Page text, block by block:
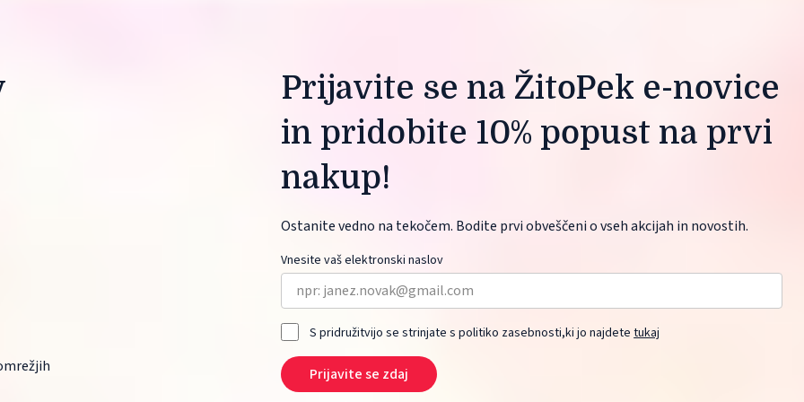
Prijavite se na ŽitoPek e-novice
in pridobite 10% popust na prvi
nakup!
Ostanite vedno na tekočem. Bodite prvi obveščeni o vseh akcijah in novostih.
Vnesite vaš elektronski naslov
S pridružitvijo se strinjate s politiko zasebnosti,ki jo najdetetukaj
Prijavite se zdaj